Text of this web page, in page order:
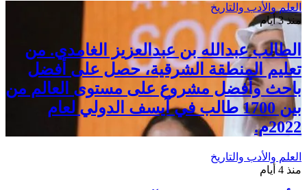
العلم والأدب والتاريخ
منذ 3 أيام
الطالب عبدالله بن عبدالعزيز الغامدي. من
تعليم المنطقة الشرقية، حصل على أفضل
باحث وأفضل مشروع على مستوى العالم من
بين 1700 طالب في آيسف الدولي لعام
2022م.
العلم والأدب والتاريخ
منذ 4 أيام